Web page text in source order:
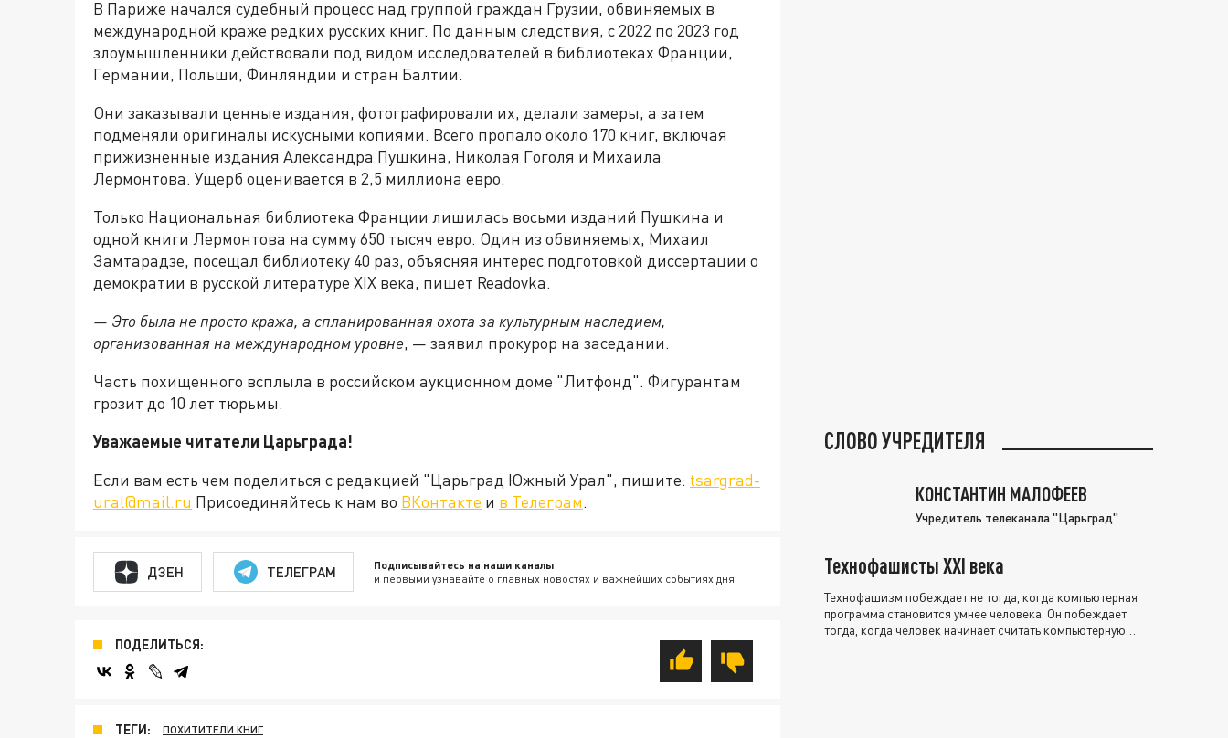
В Париже начался судебный процесс над группой граждан Грузии, обвиняемых в
международной краже редких русских книг. По данным следствия, с 2022 по 2023 год
злоумышленники действовали под видом исследователей в библиотеках Франции,
Германии, Польши, Финляндии и стран Балтии.
Они заказывали ценные издания, фотографировали их, делали замеры, а затем
подменяли оригиналы искусными копиями. Всего пропало около 170 книг, включая
прижизненные издания Александра Пушкина, Николая Гоголя и Михаила
Лермонтова. Ущерб оценивается в 2,5 миллиона евро.
Только Национальная библиотека Франции лишилась восьми изданий Пушкина и
одной книги Лермонтова на сумму 650 тысяч евро. Один из обвиняемых, Михаил
Замтарадзе, посещал библиотеку 40 раз, объясняя интерес подготовкой диссертации о
демократии в русской литературе XIX века, пишет Readovka.
— Это была не просто кража, а спланированная охота за культурным наследием,
организованная на международном уровне, — заявил прокурор на заседании.
Часть похищенного всплыла в российском аукционном доме "Литфонд". Фигурантам
грозит до 10 лет тюрьмы.
Уважаемые читатели Царьграда!
Если вам есть чем поделиться с редакцией "Царьград Южный Урал", пишите: tsargrad-
ural@mail.ru Присоединяйтесь к нам во ВКонтакте и в Телеграм.
ДЗЕН ТЕЛЕГРАМ Подписывайтесь на наши каналы
и первыми узнавайте о главных новостях и важнейших событиях дня.
ПОДЕЛИТЬСЯ:
ТЕГИ: ПОХИТИТЕЛИ КНИГ
СЛОВО УЧРЕДИТЕЛЯ
КОНСТАНТИН МАЛОФЕЕВ
Учредитель телеканала "Царьград"
Технофашисты XXI века
Технофашизм побеждает не тогда, когда компьютерная
программа становится умнее человека. Он побеждает
тогда, когда человек начинает считать компьютерную